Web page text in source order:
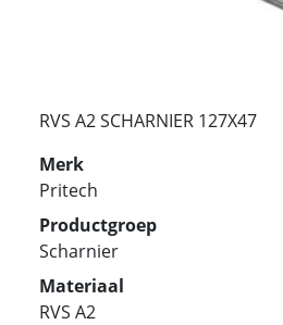
RVS A2 SCHARNIER 127X47
Merk
Pritech
Productgroep
Scharnier
Materiaal
RVS A2